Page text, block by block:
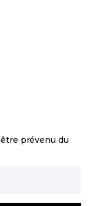
prévenu du